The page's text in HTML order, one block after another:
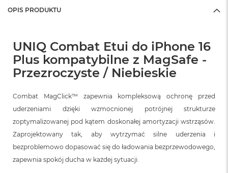
OPIS PRODUKTU
UNIQ Combat Etui do iPhone 16
Plus kompatybilne z MagSafe -
Przezroczyste / Niebieskie
Combat MagClick™ zapewnia kompleksową ochronę przed
uderzeniami dzięki wzmocnionej potrójnej strukturze
zoptymalizowanej pod kątem doskonałej amortyzacji wstrząsów.
Zaprojektowany tak, aby wytrzymać silne uderzenia i
bezproblemowo dopasować się do ładowania bezprzewodowego,
zapewnia spokój ducha w każdej sytuacji.